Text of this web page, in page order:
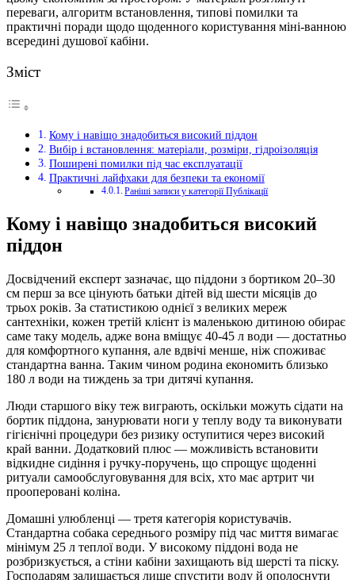
переваги, алгоритм встановлення, типові помилки та
практичні поради щодо щоденного користування міні-ванною
всередині душової кабіни.
Зміст
Кому і навіщо знадобиться високий піддон
Вибір і встановлення: матеріали, розміри, гідроізоляція
Поширені помилки під час експлуатації
Практичні лайфхаки для безпеки та економії
Раніші записи у категорії Публікації
Кому і навіщо знадобиться високий
піддон
Досвідчений експерт зазначає, що піддони з бортиком 20–30
см перш за все цінують батьки дітей від шести місяців до
трьох років. За статистикою однієї з великих мереж
сантехніки, кожен третій клієнт із маленькою дитиною обирає
саме таку модель, адже вона вміщує 40-45 л води — достатньо
для комфортного купання, але вдвічі менше, ніж споживає
стандартна ванна. Таким чином родина економить близько
180 л води на тиждень за три дитячі купання.
Люди старшого віку теж виграють, оскільки можуть сідати на
бортик піддона, занурювати ноги у теплу воду та виконувати
гігієнічні процедури без ризику оступитися через високий
край ванни. Додатковий плюс — можливість встановити
відкидне сидіння і ручку-поручень, що спрощує щоденні
ритуали самообслуговування для всіх, хто має артрит чи
прооперовані коліна.
Домашні улюбленці — третя категорія користувачів.
Стандартна собака середнього розміру під час миття вимагає
мінімум 25 л теплої води. У високому піддоні вода не
розбризкується, а стіни кабіни захищають від шерсті та піску.
Господарям залишається лише спустити воду й ополоснути